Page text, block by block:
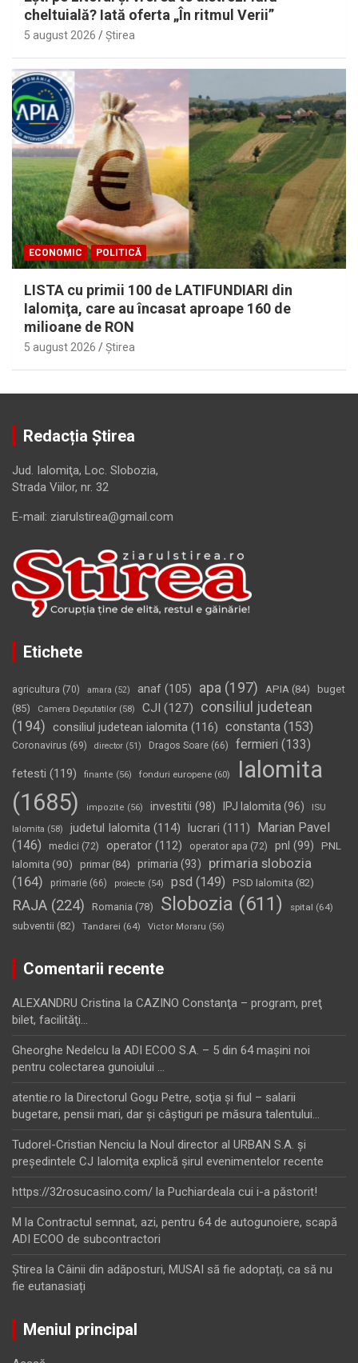
cheltuială? Iată oferta „În ritmul Verii”
5 august 2026 Ştirea
ECONOMIC POLITICĂ
LISTA cu primii 100 de LATIFUNDIARI din
Ialomiţa, care au încasat aproape 160 de
milioane de RON
5 august 2026 Ştirea
Redacția Știrea
Jud. Ialomiţa, Loc. Slobozia,
Strada Viilor, nr. 32
E-mail: ziarulstirea@gmail.com
Etichete
agricultura (70) amara (52) anaf (105) apa (197) APIA (84)
buget
(85)
Camera Deputatilor (58) CJI (127)
consiliul judetean
(194) consiliul judetean ialomita (116) constanta (153)
Coronavirus (69) director (51) Dragos Soare (66) fermieri (133)
fetesti (119) finante (56) fonduri europene (60)
Ialomita
(1685)
impozite (56) investitii (98) IPJ Ialomita (96) ISU
Ialomita (58) judetul Ialomita (114) lucrari (111)
Marian Pavel
(146)
medici (72) operator (112) operator apa (72) pnl (99)
PNL
Ialomita (90) primar(84) primaria (93)
primaria slobozia
(164)
primarie (66) proiecte (54) psd (149) PSD Ialomita (82)
RAJA (224) Romania (78) Slobozia (611) spital (64)
subventii (82) Tandarei (64) Victor Moraru (56)
Comentarii recente
ALEXANDRU Cristina la CAZINO Constanţa – program, preţ
bilet, facilităţi…
Gheorghe Nedelcu la ADI ECOO S.A. – 5 din 64 maşini noi
pentru colectarea gunoiului …
atentie.ro la Directorul Gogu Petre, soţia şi fiul – salarii
bugetare, pensii mari, dar şi câştiguri pe măsura talentului…
Tudorel-Cristian Nenciu la Noul director al URBAN S.A. şi
preşedintele CJ Ialomiţa explică şirul evenimentelor recente
https://32rosucasino.com/ la Puchiardeala cui i-a păstorit!
M la Contractul semnat, azi, pentru 64 de autogunoiere, scapă
ADI ECOO de subcontractori
Ştirea la Câinii din adăposturi, MUSAI să fie adoptați, ca să nu
fie eutanasiați
Meniul principal